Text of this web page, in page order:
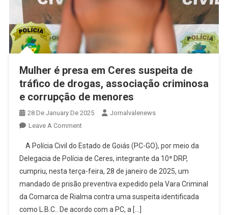
Mulher é presa em Ceres suspeita de
tráfico de drogas, associação criminosa
e corrupção de menores
28 De January De 2025
Jornalvalenews
Leave A CommentOn
É
Presa
Em
Ceres
Suspeita
De
A Polícia Civil do Estado de Goiás (PC-GO), por meio da
Delegacia de Polícia de Ceres, integrante da 10ª DRP,
cumpriu, nesta terça-feira, 28 de janeiro de 2025, um
mandado de prisão preventiva expedido pela Vara Criminal
da Comarca de Rialma contra uma suspeita identificada
como L.B.C.. De acordo com a PC, a […]